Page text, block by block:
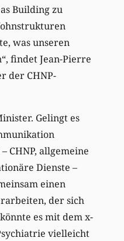
Building zu
was unseren
findet Jean-Pierre
der CHNP-
Gelingt es
CHNP, allgemeine
Dienste –
einen
der sich
es mit dem x-
vielleicht